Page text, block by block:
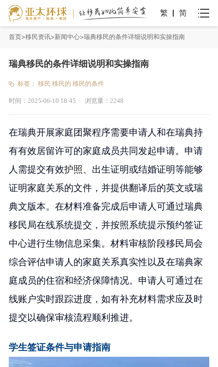
繁 简
首页 移民资讯 新闻中心 瑞典移民的条件详细说明和实操指南
瑞典移民的条件详细说明和实操指南
标签： 移民 移民的 移民的条件
时间： 2025-06-10 18:45 浏览量： 2248
在瑞典开展家庭团聚程序需要申请人和在瑞典持
有有效居留许可的家庭成员共同发起申请。申请
人需提交有效护照、出生证明或结婚证明等能够
证明家庭关系的文件，并提供翻译后的英文或瑞
典文版本。在材料准备完成后申请人可通过瑞典
移民局在线系统提交，并按照系统提示预约签证
中心进行生物信息采集。材料审核阶段移民局会
综合评估申请人的家庭关系真实性以及在瑞典家
庭成员的住宿和经济保障情况。申请人可通过在
线账户实时跟踪进度，如有补充材料需求应及时
提交以确保审核流程顺利推进。
学生签证条件与申请指南